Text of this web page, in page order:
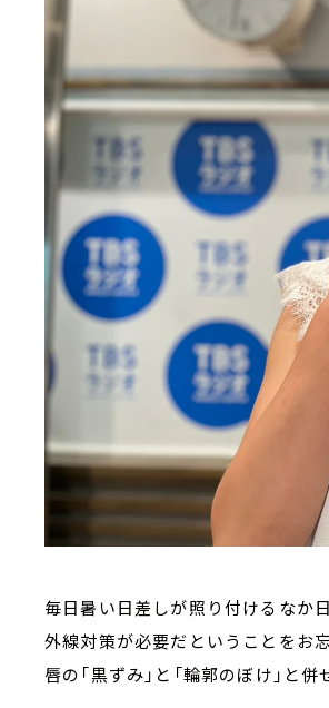
毎日暑い日差しが照り付けるなか
外線対策が必要だということをお
唇の「黒ずみ」と「輪郭のぼけ」と